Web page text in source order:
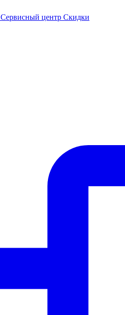
Сервисный центр Скидки